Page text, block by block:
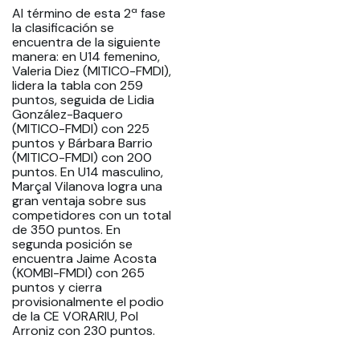
Al término de esta 2ª fase
la clasificación se
encuentra de la siguiente
manera: en U14 femenino,
Valeria Diez (MITICO-FMDI),
lidera la tabla con 259
puntos, seguida de Lidia
González-Baquero
(MITICO-FMDI) con 225
puntos y Bárbara Barrio
(MITICO-FMDI) con 200
puntos. En U14 masculino,
Marçal Vilanova logra una
gran ventaja sobre sus
competidores con un total
de 350 puntos. En
segunda posición se
encuentra Jaime Acosta
(KOMBI-FMDI) con 265
puntos y cierra
provisionalmente el podio
de la CE VORARIU, Pol
Arroniz con 230 puntos.